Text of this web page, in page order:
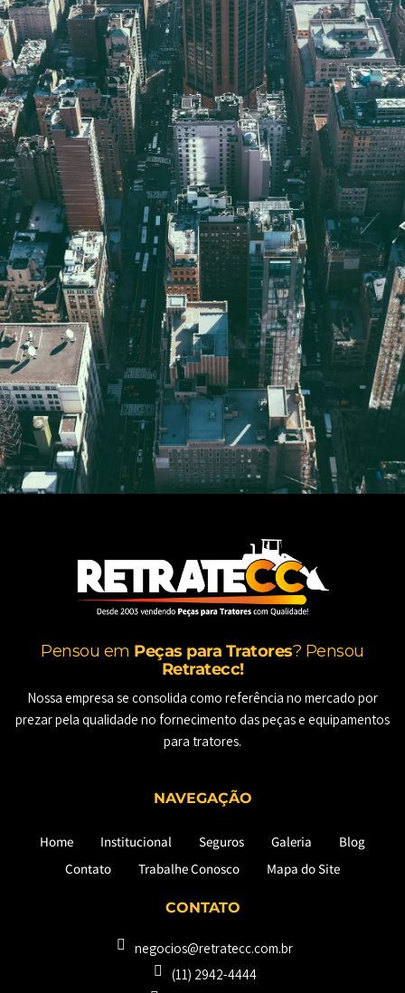
Pensou em Peças para Tratores? Pensou
Retratecc!
Nossa empresa se consolida como referência no mercado por
prezar pela qualidade no fornecimento das peças e equipamentos
para tratores.
NAVEGAÇÃO
Home Institucional Seguros Galeria
Blog
Contato
Trabalhe Conosco Mapa do Site
CONTATO
negocios@retratecc.com.br
(11) 2942-4444